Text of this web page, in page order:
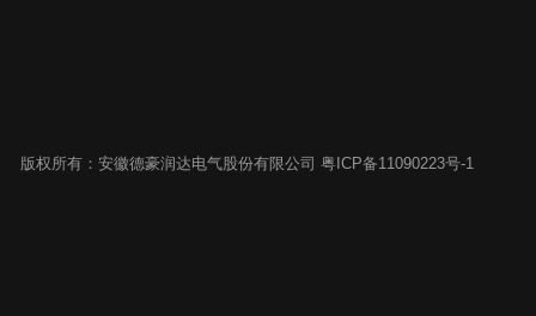
版权所有：安徽德豪润达电气股份有限公司 粤ICP备11090223号-1